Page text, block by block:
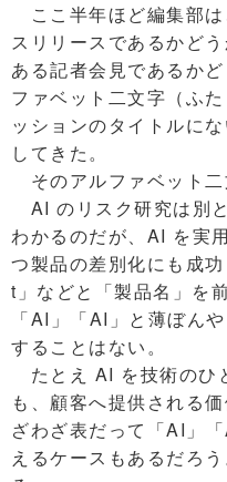
ここ半年ほど編集部
スリリースであるかど
ある記者会見であるか
ファベット二文字（ふ
ッションのタイトルに
してきた。
そのアルファベット二
AI のリスク研究は別
わかるのだが、AI を実
つ製品の差別化にも成
t」などと「製品名」を
「AI」「AI」と薄ぼん
することはない。
たとえ AI を技術のひ
も、顧客へ提供される
ざわざ表だって「AI」
えるケースもあるだろ